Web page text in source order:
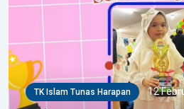
TK Islam Tunas Harapan 12